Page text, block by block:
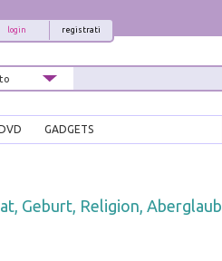
registrati
login
GADGETS
Geburt, Religion,